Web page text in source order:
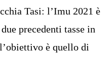
Tasi: l’Imu 2021 è
precedenti tasse in
è quello di